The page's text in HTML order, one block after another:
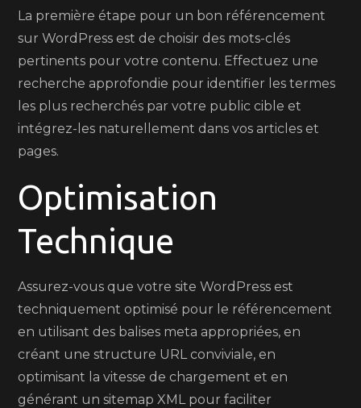
La première étape pour un bon référencement
sur WordPress est de choisir des mots-clés
pertinents pour votre contenu. Effectuez une
recherche approfondie pour identifier les termes
les plus recherchés par votre public cible et
intégrez-les naturellement dans vos articles et
pages.
Optimisation
Technique
Assurez-vous que votre site WordPress est
techniquement optimisé pour le référencement
en utilisant des balises meta appropriées, en
créant une structure URL conviviale, en
optimisant la vitesse de chargement et en
générant un sitemap XML pour faciliter